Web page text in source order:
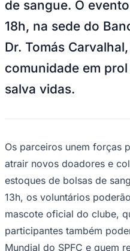
de sangue. O
18h, na sede do
Dr. Tomás
comunidade em
salva vidas.
Os parceiros unem forças
atrair novos doadores e
estoques de bolsas de
13h, os voluntários
mascote oficial do clube,
participantes também
Mundial do SPFC e quem